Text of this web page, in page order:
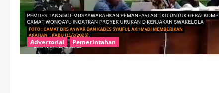
Advertorial Pemerintahan